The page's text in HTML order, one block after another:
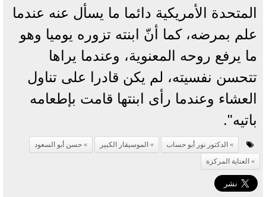
المتحدة الأمريكية دائما ما يسأل عنه عندما
علم بمرضه، كما أنّ ابنته تزوره يوميا وهو
ما يرفع روحه المعنوية، وعندما يراها
تتحسن نفسيته، لم يكن قادرا على تناول
العشاء وعندما رأى ابنتها قامت بإطعامه
باتيه".
الدكتور نور أبو حساب الموسيقار الكبير
حسن أبو السعود
العناية المركزة